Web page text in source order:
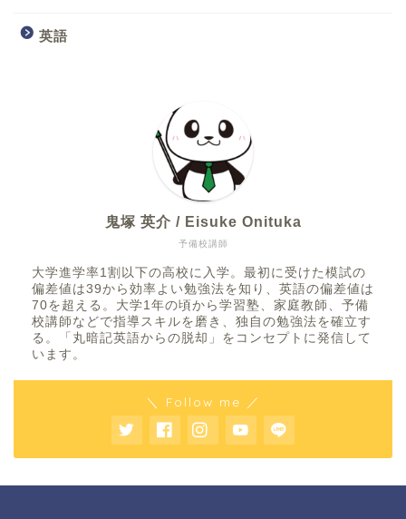
英語
予備校講師
鬼塚 英介 / Eisuke Onituka
大学進学率1割以下の高校に入学。最初に受けた模試の
偏差値は39から効率よい勉強法を知り、英語の偏差値は
70を超える。大学1年の頃から学習塾、家庭教師、予備
校講師などで指導スキルを磨き、独自の勉強法を確立す
る。「丸暗記英語からの脱却」をコンセプトに発信して
います。
＼ Follow me ／